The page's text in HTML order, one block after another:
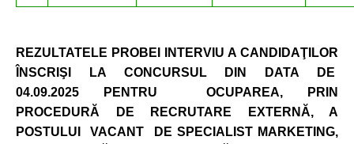
R EZULTATELE PROBEI INTERVIU A CANDIDAŢILOR
ÎNSCRIŞI LA CONCURSUL DIN DATA DE
04.09.2025 PENTRU OCUPAREA, PRIN
PROCEDURĂ DE RECRUTARE EXTERNĂ, A
POSTULUI VACANT DE SPECIALIST MARKETING,